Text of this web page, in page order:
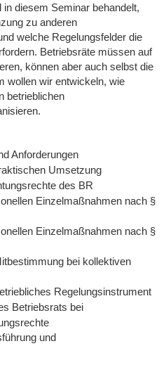
diesem Seminar behandelt,
zu anderen
welche Regelungsfelder die
Betriebsräte müssen auf
können aber auch selbst die
wollen wir entwickeln, wie
betrieblichen
Anforderungen
Umsetzung
des BR
Einzelmaßnahmen nach §
Einzelmaßnahmen nach §
bei kollektiven
Regelungsinstrument
Betriebsrats bei
und